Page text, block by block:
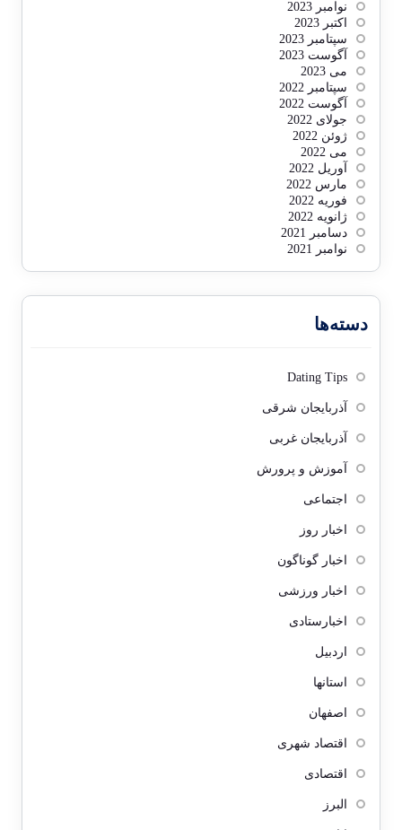
نوامبر 2023
اکتبر 2023
سپتامبر 2023
آگوست 2023
می 2023
سپتامبر 2022
آگوست 2022
جولای 2022
ژوئن 2022
می 2022
آوریل 2022
مارس 2022
فوریه 2022
ژانویه 2022
دسامبر 2021
نوامبر 2021
دسته‌ها
Dating Tips
آذربایجان شرقی
آذربایجان غربی
آموزش و پرورش
اجتماعی
اخبار روز
اخبار گوناگون
اخبار ورزشی
اخبارستادی
اردبیل
استانها
اصفهان
اقتصاد شهری
اقتصادی
البرز